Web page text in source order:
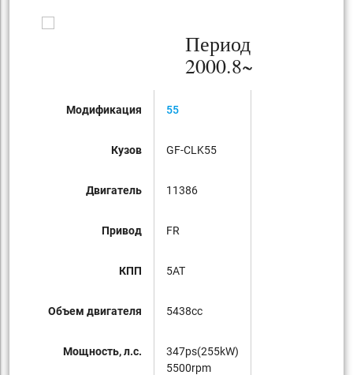
Период
2000.8~
Модификация
Кузов
Двигатель
Привод
КПП
Объем двигателя
Мощность, л.с.
55
GF-CLK55
11386
FR
5AT
5438cc
347ps(255kW)
5500rpm